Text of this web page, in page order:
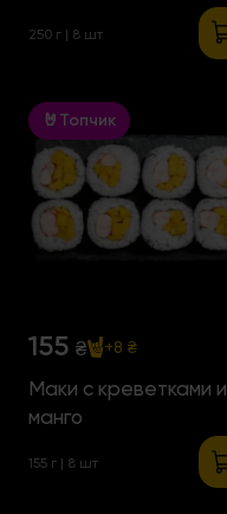
250 г | 8 шт
🤘Топчик
155 ₴ +8 ₴
Маки с креветками и
манго
155 г | 8 шт